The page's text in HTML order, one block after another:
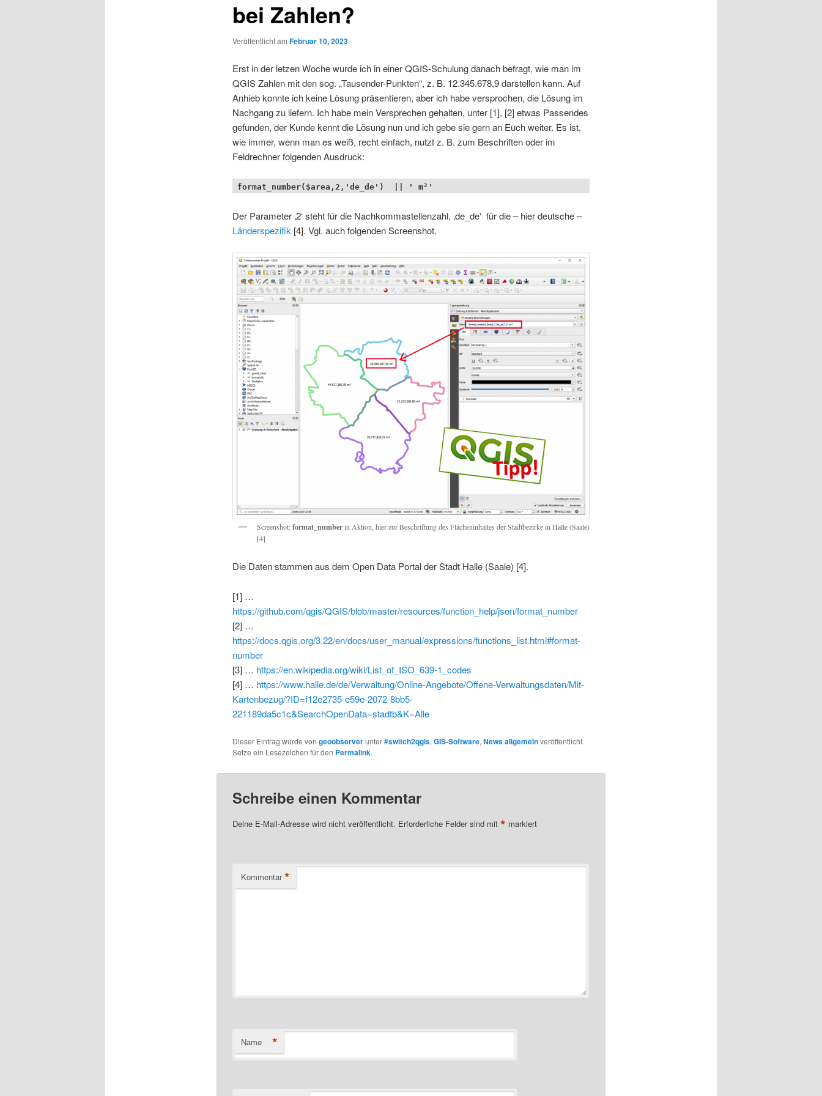
bei Zahlen?
Veröffentlicht am Februar 10, 2023
Erst in der letzen Woche wurde ich in einer QGIS-Schulung danach befragt, wie man im
QGIS Zahlen mit den sog. „Tausender-Punkten“, z. B. 12.345.678,9 darstellen kann. Auf
Anhieb konnte ich keine Lösung präsentieren, aber ich habe versprochen, die Lösung im
Nachgang zu liefern. Ich habe mein Versprechen gehalten, unter [1], [2] etwas Passendes
gefunden, der Kunde kennt die Lösung nun und ich gebe sie gern an Euch weiter. Es ist,
wie immer, wenn man es weiß, recht einfach, nutzt z. B. zum Beschriften oder im
Feldrechner folgenden Ausdruck:
format_number($area,2,'de_de') || ' m²'
Der Parameter ‚2‘ steht für die Nachkommastellenzahl, ‚de_de‘ für die – hier deutsche –
Länderspezifik [4]. Vgl. auch folgenden Screenshot.
Screenshot:format_numberin Aktion, hier zur Beschriftung des Flächeninhaltes der Stadtbezirke in Halle (Saale)
[4]
Die Daten stammen aus dem Open Data Portal der Stadt Halle (Saale) [4].
[1] …
https://github.com/qgis/QGIS/blob/master/resources/function_help/json/format_number
[2] …
https://docs.qgis.org/3.22/en/docs/user_manual/expressions/functions_list.html#format-
number
[3] … https://en.wikipedia.org/wiki/List_of_ISO_639-1_codes
[4] … https://www.halle.de/de/Verwaltung/Online-Angebote/Offene-Verwaltungsdaten/Mit-
Kartenbezug/?ID=f12e2735-e59e-2072-8bb5-
221189da5c1c&SearchOpenData=stadtb&K=Alle
Dieser Eintrag wurde von geoobserverunter#switch2qgis, GIS-Software, News allgemeinveröffentlicht.
Setze ein Lesezeichen für den Permalink.
Schreibe einen Kommentar
Deine E-Mail-Adresse wird nicht veröffentlicht. Erforderliche Felder sind mit * markiert
Kommentar *
Name *